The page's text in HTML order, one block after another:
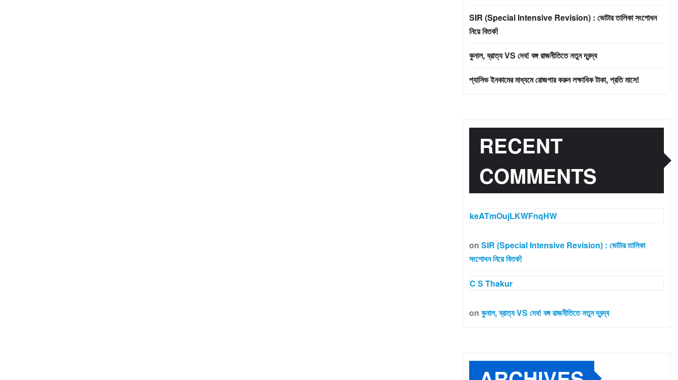
SIR (Special Intensive Revision) : ভোটার তালিকা সংশোধন
নিয়ে বিতর্ক!
কুনাল, ব্রাত্য VS দেব! বঙ্গ রাজনীতিতে নতুন দ্বন্দ্ব
প্যাসিভ ইনকামের মাধ্যমে রোজগার করুন লক্ষাধিক টাকা, প্রতি মাসে!
RECENT
COMMENTS
keATmOujLKWFnqHW
on SIR (Special Intensive Revision) : ভোটার তালিকা
সংশোধন নিয়ে বিতর্ক!
C S Thakur
on কুনাল, ব্রাত্য VS দেব! বঙ্গ রাজনীতিতে নতুন দ্বন্দ্ব